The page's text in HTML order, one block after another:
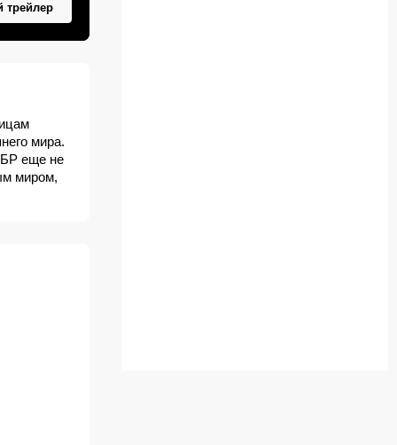
трейлер
мира.
еще не
миром,